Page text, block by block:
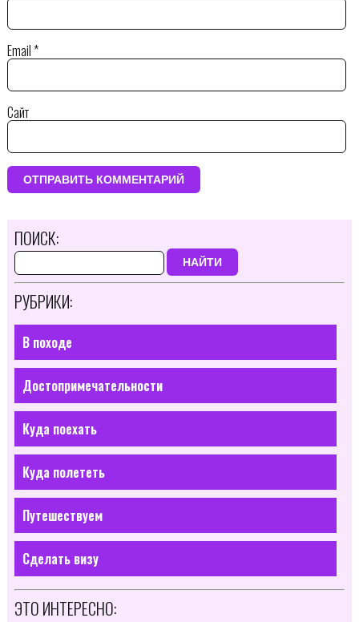
Email*
Сайт
ПОИСК:
НАЙТИ
РУБРИКИ:
В походе
Достопримечательности
Куда поехать
Куда полететь
Путешествуем
Сделать визу
ЭТО ИНТЕРЕСНО: